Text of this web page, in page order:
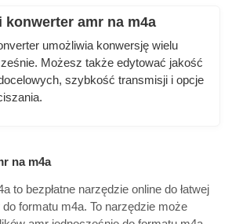
konwerter amr na m4a
umożliwia konwersję wielu
Możesz także edytować jakość
szybkość transmisji i opcje
na m4a
to bezpłatne narzędzie online do łatwej
formatu m4a. To narzędzie może